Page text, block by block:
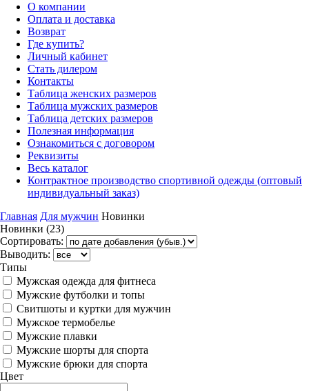
О компании
Оплата и доставка
Возврат
Где купить?
Личный кабинет
Стать дилером
Контакты
Таблица женских размеров
Таблица мужских размеров
Таблица детских размеров
Полезная информация
Ознакомиться с договором
Реквизиты
Весь каталог
Контрактное производство спортивной одежды (оптовый
индивидуальный заказ)
Главная Для мужчин Новинки
Новинки (23)
Сортировать:
Выводить:
Типы
Мужская одежда для фитнеса
Мужские футболки и топы
Свитшоты и куртки для мужчин
Мужское термобелье
Мужские плавки
Мужские шорты для спорта
Мужские брюки для спорта
Цвет